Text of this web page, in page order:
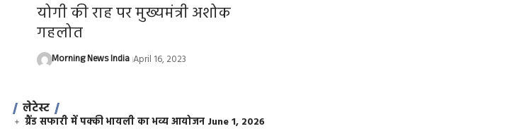
योगी की राह पर मुख्यमंत्री अशोक
गहलोत
Morning News India April 16, 2023
लेटेस्ट
ग्रैंड सफारी में पक्की भायली का भव्य आयोजन June 1, 2026